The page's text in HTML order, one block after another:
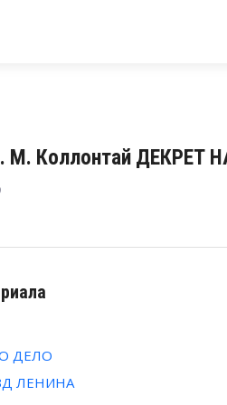
Коллонтай ДЕКРЕТ
ДЕЛО
ЛЕНИНА